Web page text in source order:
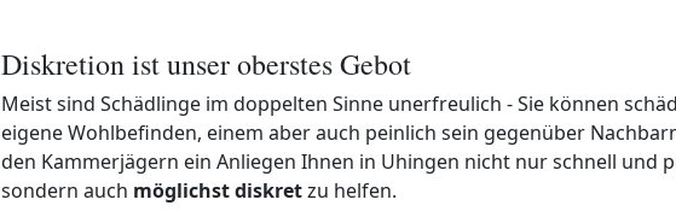
Diskretion ist unser oberstes Gebot
Meist sind Schädlinge im doppelten Sinne unerfreulich - Sie können
eigene Wohlbefinden, einem aber auch peinlich sein gegenüber
den Kammerjägern ein Anliegen Ihnen in Uhingen nicht nur schnell und
sondern auch möglichst diskretzu helfen.